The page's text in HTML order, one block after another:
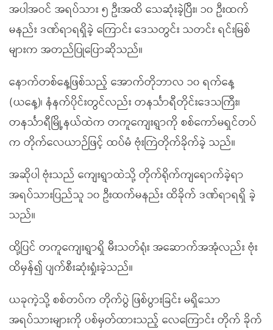
အပါအဝင် အရပ်သား ၅ ဦးအထိ သေဆုံးခဲ့ပြီး၊ ၁၀ ဦးထက်
မနည်း ဒဏ်ရာရရှိခဲ့ ကြောင်း ဒေသတွင်း သတင်း ရင်းမြစ်
များက အတည်ပြုပြောဆိုသည်။
နောက်တစ်နေ့ဖြစ်သည့် အောက်တိုဘာလ ၁၀ ရက်နေ့
(ယနေ့)၊ နံနက်ပိုင်းတွင်လည်း တနင်္သာရီတိုင်းဒေသကြီး၊
တနင်္သာရီမြို့နယ်ထဲက တကူကျေးရွာကို စစ်ကော်မရှင်တပ်
က တိုက်လေယာဉ်ဖြင့် ထပ်မံ ဗုံးကြဲတိုက်ခိုက်ခဲ့ သည်။
အဆိုပါ ဗုံးသည် ကျေးရွာထဲသို့ တိုက်ရိုက်ကျရောက်ခဲ့ရာ
အရပ်သားပြည်သူ ၁၀ ဦးထက်မနည်း ထိခိုက် ဒဏ်ရာရရှိ ခဲ့
သည်။
ထို့ပြင် တကူကျေးရွာရှိ မီးသတ်ရုံး အဆောက်အအုံလည်း ဗုံး
ထိမှန်၍ ပျက်စီးဆုံးရှုံးခဲ့သည်။
ယခုကဲ့သို့ စစ်တပ်က တိုက်ပွဲ ဖြစ်ပွားခြင်း မရှိသော
အရပ်သားများကို ပစ်မှတ်ထားသည့် လေကြောင်း တိုက် ခိုက်